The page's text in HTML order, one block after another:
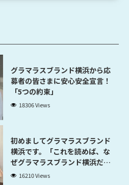
グラマラスブランド横浜から応
募者の皆さまに安心安全宣言！
「5つの約束」
18306 Views
初めましてグラマラスブランド
横浜です。「これを読めば、な
ぜグラマラスブランド横浜だと
稼げるのかが分かります」
16210 Views